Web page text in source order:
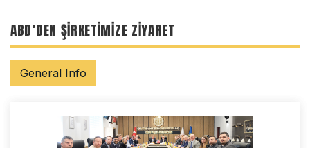
ABD’DEN ŞIRKETIMIZE ZIYARET
General Info